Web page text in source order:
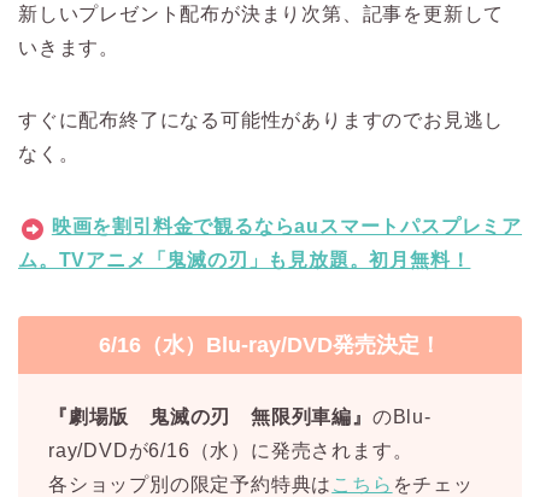
新しいプレゼント配布が決まり次第、記事を更新して
いきます。
すぐに配布終了になる可能性がありますのでお見逃し
なく。
映画を割引料金で観るならauスマートパスプレミア
ム。TVアニメ「鬼滅の刃」も見放題。初月無料！
6/16（水）Blu-ray/DVD発売決定！
『劇場版 鬼滅の刃 無限列車編』 のBlu-
ray/DVDが6/16（水）に発売されます。
各ショップ別の限定予約特典は こちら をチェッ